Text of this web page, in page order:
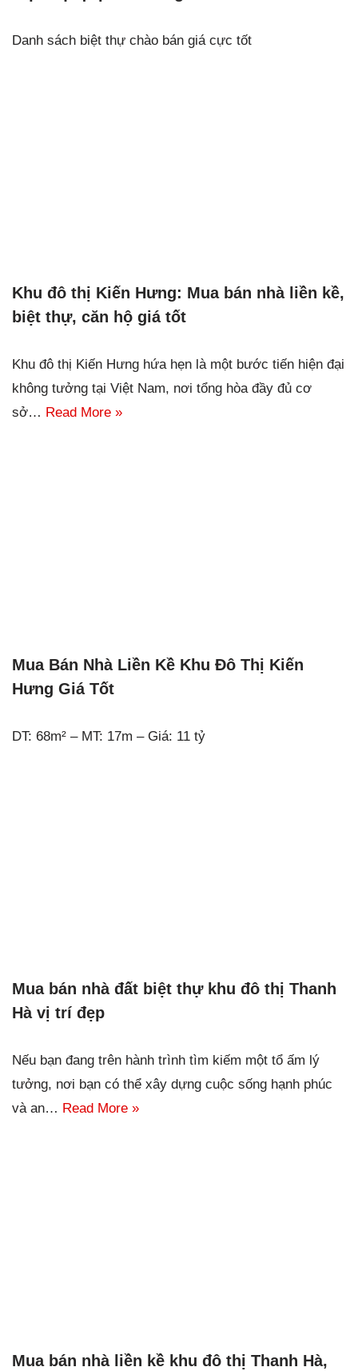
Danh sách biệt thự chào bán giá cực tốt
Khu đô thị Kiến Hưng: Mua bán nhà liền kề,
biệt thự, căn hộ giá tốt
Khu đô thị Kiến Hưng hứa hẹn là một bước tiến hiện đại
không tưởng tại Việt Nam, nơi tổng hòa đầy đủ cơ
sở… Read More »
Mua Bán Nhà Liền Kề Khu Đô Thị Kiến
Hưng Giá Tốt
DT: 68m² – MT: 17m – Giá: 11 tỷ
Mua bán nhà đất biệt thự khu đô thị Thanh
Hà vị trí đẹp
Nếu bạn đang trên hành trình tìm kiếm một tổ ấm lý
tưởng, nơi bạn có thể xây dựng cuộc sống hạnh phúc
và an… Read More »
Mua bán nhà liền kề khu đô thị Thanh Hà,